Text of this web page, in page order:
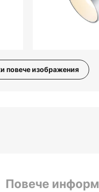
повече изображения
Повече